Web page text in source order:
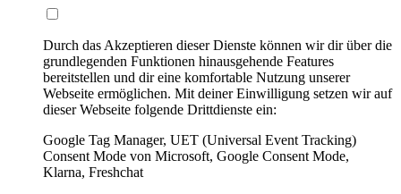
Durch das Akzeptieren dieser Dienste können wir dir über die
grundlegenden Funktionen hinausgehende Features
bereitstellen und dir eine komfortable Nutzung unserer
Webseite ermöglichen. Mit deiner Einwilligung setzen wir auf
dieser Webseite folgende Drittdienste ein:
Google Tag Manager, UET (Universal Event Tracking)
Consent Mode von Microsoft, Google Consent Mode,
Klarna, Freshchat